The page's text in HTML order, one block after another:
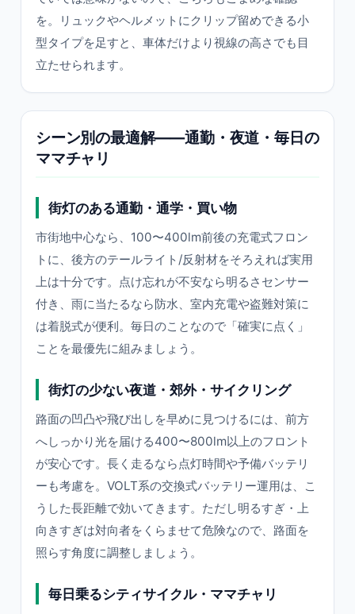
を。リュックやヘルメットにクリップ留めできる小
型タイプを足すと、車体だけより視線の高さでも目
立たせられます。
シーン別の最適解——通勤・夜道・毎日の
ママチャリ
街灯のある通勤・通学・買い物
市街地中心なら、100〜400lm前後の充電式フロン
トに、後方のテールライト/反射材をそろえれば実用
上は十分です。点け忘れが不安なら明るさセンサー
付き、雨に当たるなら防水、室内充電や盗難対策に
は着脱式が便利。毎日のことなので「確実に点く」
ことを最優先に組みましょう。
街灯の少ない夜道・郊外・サイクリング
路面の凹凸や飛び出しを早めに見つけるには、前方
へしっかり光を届ける400〜800lm以上のフロント
が安心です。長く走るなら点灯時間や予備バッテリ
ーも考慮を。VOLT系の交換式バッテリー運用は、こ
うした長距離で効いてきます。ただし明るすぎ・上
向きすぎは対向者をくらませて危険なので、路面を
照らす角度に調整しましょう。
毎日乗るシティサイクル・ママチャリ